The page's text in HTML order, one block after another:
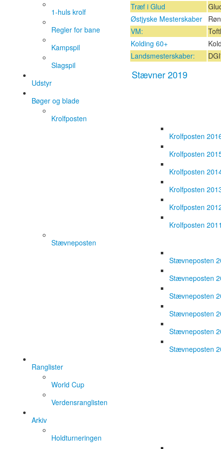
Træf i Glud
Østjyske Mesterskaber
VM:
Kolding 60+
Landsmesterskaber:
Stævner 2019
1-huls krolf
Regler for bane
Kampspil
Slagspil
Udstyr
Bøger og blade
Krolfposten
Krolfposten
Krolfposten
Krolfposten
Krolfposten
Krolfposten
Krolfposten
Stævneposten
Stævneposten
Stævneposten
Stævneposten
Stævneposten
Stævneposten
Stævneposten
Ranglister
World Cup
Verdensranglisten
Arkiv
Holdturneringen